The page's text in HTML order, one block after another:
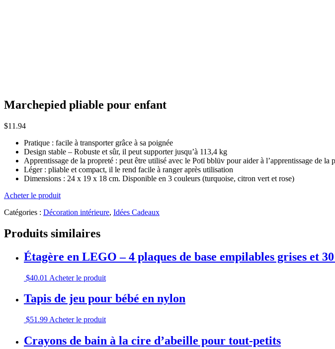
Marchepied pliable pour enfant
$11.94
Pratique : facile à transporter grâce à sa poignée
Design stable – Robuste et sûr, il peut supporter jusqu’à 113,4 kg
Apprentissage de la propreté : peut être utilisé avec le Potï bblüv pour aider à l’apprentissage de la
Léger : pliable et compact, il le rend facile à ranger après utilisation
Dimensions : 24 x 19 x 18 cm. Disponible en 3 couleurs (turquoise, citron vert et rose)
Acheter le produit
Catégories : Décoration intérieure, Idées Cadeaux
Produits similaires
Étagère en LEGO – 4 plaques de base empilables grises et
$40.01 Acheter le produit
Tapis de jeu pour bébé en nylon
$51.99 Acheter le produit
Crayons de bain à la cire d’abeille pour tout-petits